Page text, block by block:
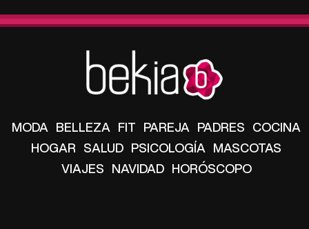
MODA BELLEZA FIT PAREJA PADRES COCINA
HOGAR SALUD PSICOLOGÍA MASCOTAS
VIAJES NAVIDAD HORÓSCOPO